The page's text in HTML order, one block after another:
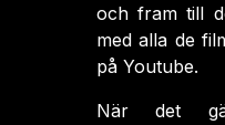
och fram till
med alla de
på Youtube.
När det